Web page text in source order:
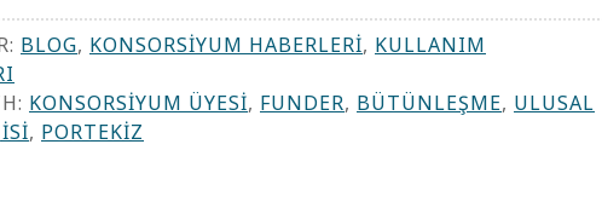
BLOG, KONSORSIYUM HABERLERI, KULLANIM
KONSORSIYUM ÜYESI, FUNDER, BÜTÜNLEŞME, ULUSAL
, PORTEKIZ